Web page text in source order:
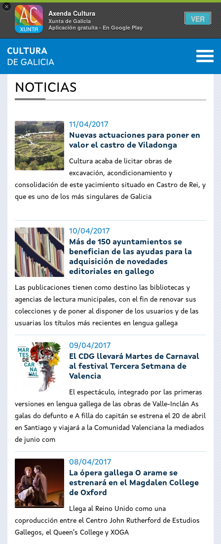
×
Axenda Cultura
Xunta de Galicia
Aplicación gratuíta - En Google Play
VER
Se
encuentra
usted
aquí
INICIO › ACTUALIDAD 0
NOTICIAS
11/04/2017
Nuevas actuaciones para poner en
valor el castro de Viladonga
Cultura acaba de licitar obras de
excavación, acondicionamiento y
consolidación de este yacimiento situado en Castro de Rei, y
que es uno de los más singulares de Galicia
10/04/2017
Más de 150 ayuntamientos se
benefician de las ayudas para la
adquisición de novedades
editoriales en gallego
Las publicaciones tienen como destino las bibliotecas y
agencias de lectura municipales, con el fin de renovar sus
colecciones y de poner al disponer de los usuarios y de las
usuarias los títulos más recientes en lengua gallega
09/04/2017
El CDG llevará Martes de Carnaval
al festival Tercera Setmana de
Valencia
El espectáculo, integrado por las primeras
versiones en lengua gallega de las obras de Valle-Inclán As
galas do defunto e A filla do capitán se estrena el 20 de abril
en Santiago y viajará a la Comunidad Valenciana la mediados
de junio com
08/04/2017
La ópera gallega O arame se
estrenará en el Magdalen College
de Oxford
Llega al Reino Unido como una
coproducción entre el Centro John Rutherford de Estudios
Gallegos, el Queen's College y XOGA